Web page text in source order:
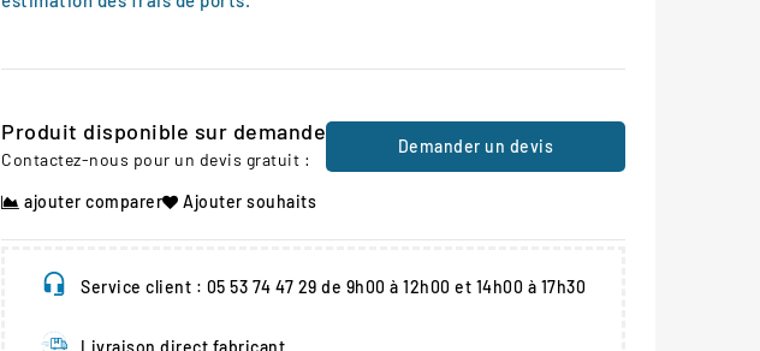
Produit disponible sur demande
Contactez-nous pour un devis gratuit :
Demander un devis
ajouter comparer Ajouter souhaits
Service client : 05 53 74 47 29 de 9h00 à 12h00 et 14h00 à 17h30